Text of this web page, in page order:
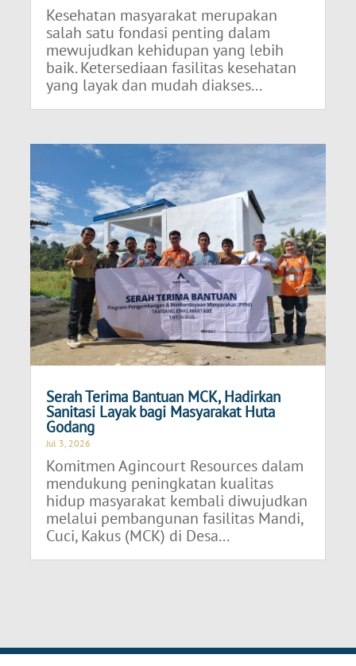
Kesehatan masyarakat merupakan
salah satu fondasi penting dalam
mewujudkan kehidupan yang lebih
baik. Ketersediaan fasilitas kesehatan
yang layak dan mudah diakses...
Serah Terima Bantuan MCK, Hadirkan
Sanitasi Layak bagi Masyarakat Huta
Godang
Jul 3, 2026
Komitmen Agincourt Resources dalam
mendukung peningkatan kualitas
hidup masyarakat kembali diwujudkan
melalui pembangunan fasilitas Mandi,
Cuci, Kakus (MCK) di Desa...